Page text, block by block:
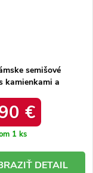
semišové
kamienkami a
€
1 ks
DETAIL